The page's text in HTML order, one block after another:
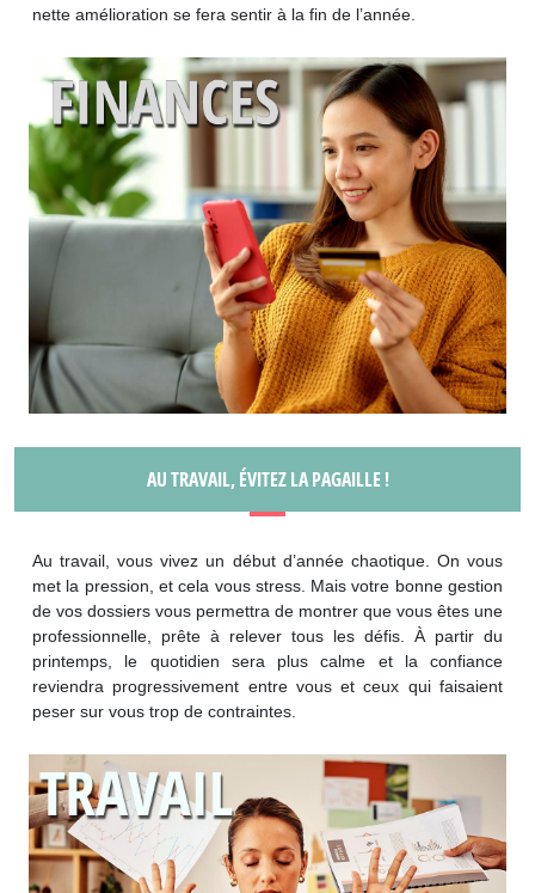
nette amélioration se fera sentir à la fin de l’année.
AU TRAVAIL, ÉVITEZ LA PAGAILLE !
Au travail, vous vivez un début d’année chaotique. On vous
met la pression, et cela vous stress. Mais votre bonne gestion
de vos dossiers vous permettra de montrer que vous êtes une
professionnelle, prête à relever tous les défis. À partir du
printemps, le quotidien sera plus calme et la confiance
reviendra progressivement entre vous et ceux qui faisaient
peser sur vous trop de contraintes.